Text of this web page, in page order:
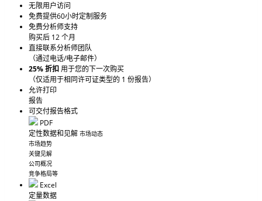
无限用户访问
免费提供60小时定制服务
免费分析师支持
购买后 12 个月
直接联系分析师团队
（通过电话/电子邮件）
25% 折扣用于您的下一次购买
（仅适用于相同许可证类型的 1 份报告）
允许打印
报告
可交付报告格式
PDF
定性数据和见解 市场动态
市场趋势
关键见解
公司概况
竞争格局等
Excel
定量数据